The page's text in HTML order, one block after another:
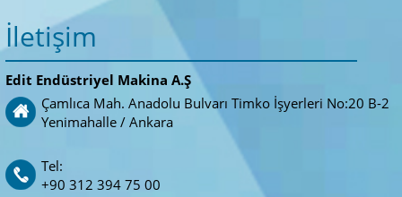
İletişim
Edit Endüstriyel Makina A.Ş
Çamlıca Mah. Anadolu Bulvarı Timko İşyerleri No:20 B-2
Yenimahalle / Ankara
Tel:
+90 312 394 75 00